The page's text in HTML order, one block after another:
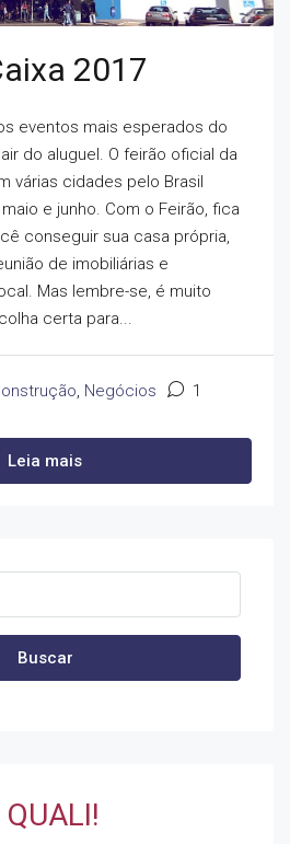
2017
eventos mais esperados do
do aluguel. O feirão oficial da
várias cidades pelo Brasil
e junho. Com o Feirão, fica
conseguir sua casa própria,
de imobiliárias e
Mas lembre-se, é muito
certa para...
, Negócios 1
Leia mais
Buscar